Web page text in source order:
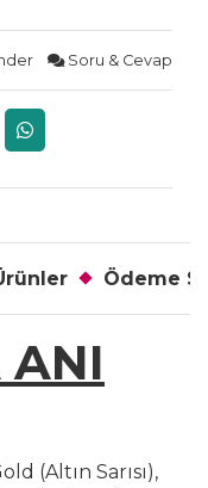
Soru & Cevap
Ödeme
ANI
(Altın Sarısı),